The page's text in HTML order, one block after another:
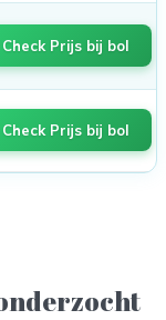
Check Prijs bij bol
Check Prijs bij bol